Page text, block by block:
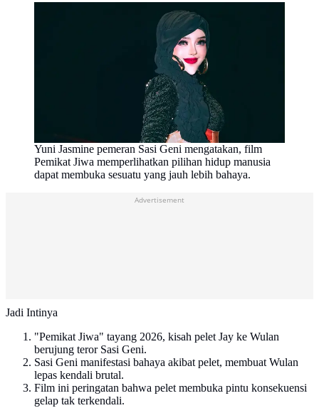
Yuni Jasmine pemeran Sasi Geni mengatakan, film
Pemikat Jiwa memperlihatkan pilihan hidup manusia
dapat membuka sesuatu yang jauh lebih bahaya.
Jadi Intinya
"Pemikat Jiwa" tayang 2026, kisah pelet Jay ke Wulan
berujung teror Sasi Geni.
Sasi Geni manifestasi bahaya akibat pelet, membuat Wulan
lepas kendali brutal.
Film ini peringatan bahwa pelet membuka pintu konsekuensi
gelap tak terkendali.